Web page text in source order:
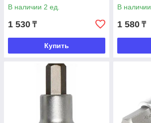
В наличии 2 ед.
1 530 ₸
Купить
В наличии
1 580 ₸